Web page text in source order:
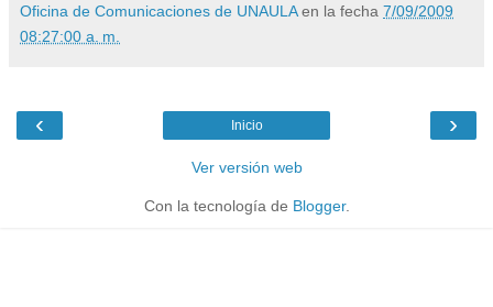
Oficina de Comunicaciones de UNAULA en la fecha 7/09/2009
08:27:00 a. m.
‹ ›
Inicio
Ver versión web
Con la tecnología de Blogger.